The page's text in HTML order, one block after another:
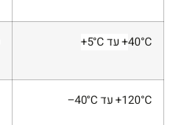
40°C
+עד 5°C +
120°C
+עד 40°C –